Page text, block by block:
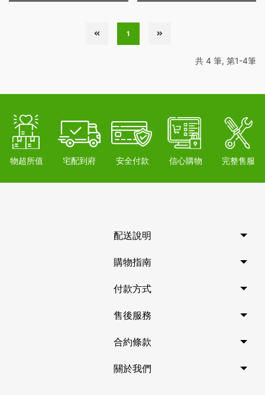
1
共 4 筆, 第1-4筆
物超所值 宅配到府 安全付款 信心購物 完整售服
配送說明
購物指南
付款方式
售後服務
合約條款
關於我們